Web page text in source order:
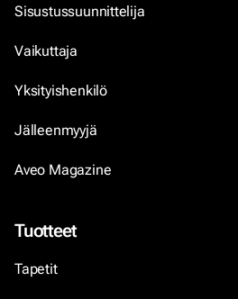
Sisustussuunnittelija
Vaikuttaja
Yksityishenkilö
Jälleenmyyjä
Aveo Magazine
Tuotteet
Tapetit